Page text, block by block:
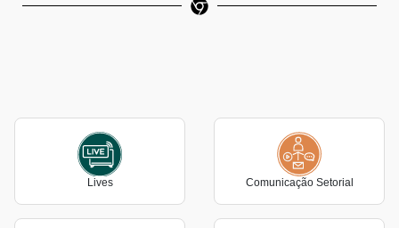
Lives Comunicação Setorial